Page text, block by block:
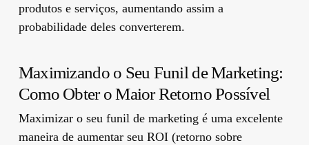
produtos e serviços, aumentando assim a
probabilidade deles converterem.
Maximizando o Seu Funil de Marketing:
Como Obter o Maior Retorno Possível
Maximizar o seu funil de marketing é uma excelente
maneira de aumentar seu ROI (retorno sobre